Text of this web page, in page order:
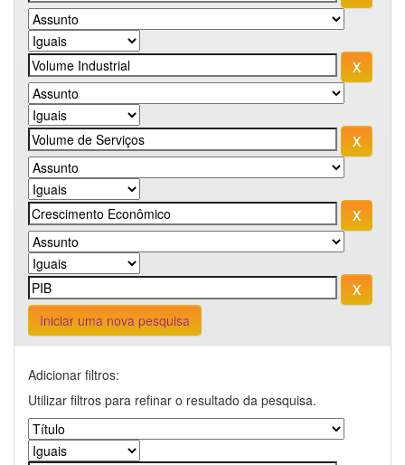
Iniciar uma nova pesquisa
Adicionar filtros:
Utilizar filtros para refinar o resultado da pesquisa.